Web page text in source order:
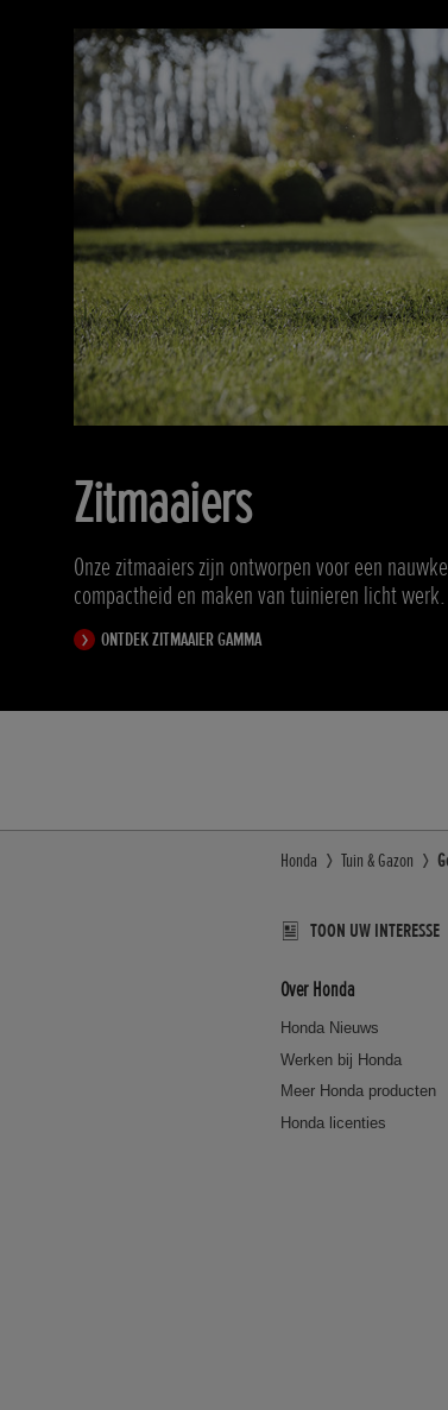
Zitmaaiers
Onze zitmaaiers zijn ontworpen voor een
compactheid en maken van tuinieren licht werk.
ONTDEK ZITMAAIER GAMMA
Honda Tuin & Gazon
TOON UW INTERESSE
Over Honda
Honda Nieuws
Werken bij Honda
Meer Honda producten
Honda licenties